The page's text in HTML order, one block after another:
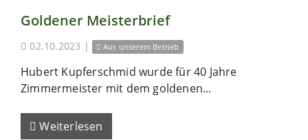
Goldener Meisterbrief
02.10.2023 | Aus unserem Betrieb
Hubert Kupferschmid wurde für 40 Jahre
Zimmermeister mit dem goldenen...
Weiterlesen